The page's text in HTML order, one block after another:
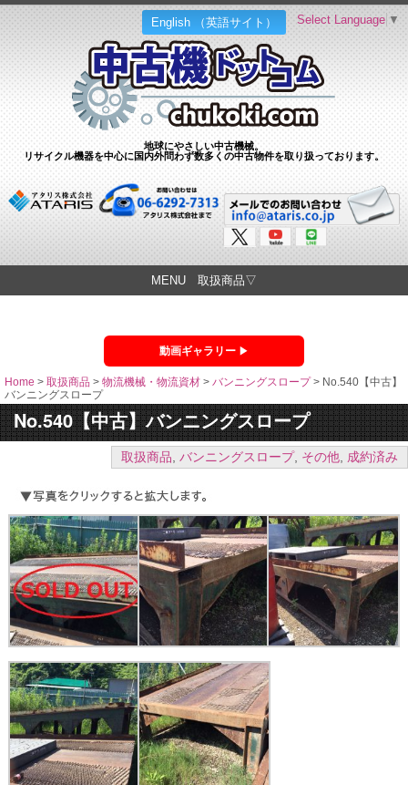
English （英語サイト）
地球にやさしい中古機械。
リサイクル機器を中心に国内外問わず数多くの中古物件を取り扱っております。
Select Language ▼
MENU 取扱商品▽
動画ギャラリー
Home > 取扱商品 > 物流機械・物流資材 > バンニングスロープ> No.540【中古】
バンニングスロープ
No.540【中古】バンニングスロープ
取扱商品, バンニングスロープ, その他, 成約済み